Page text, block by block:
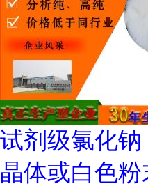
试剂级氯化
晶体或白色粉